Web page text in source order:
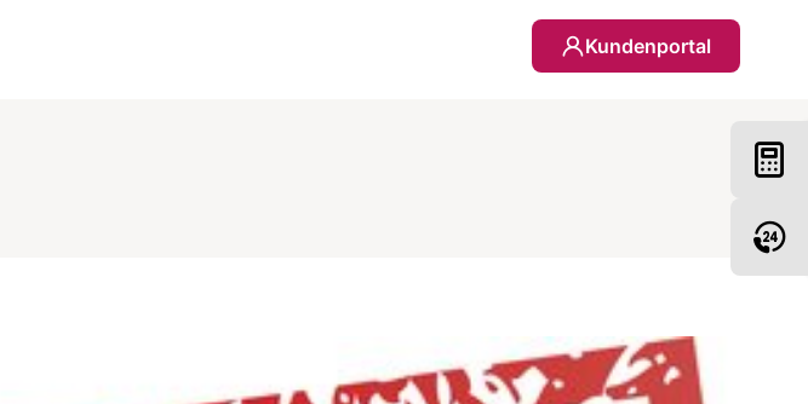
Kundenportal